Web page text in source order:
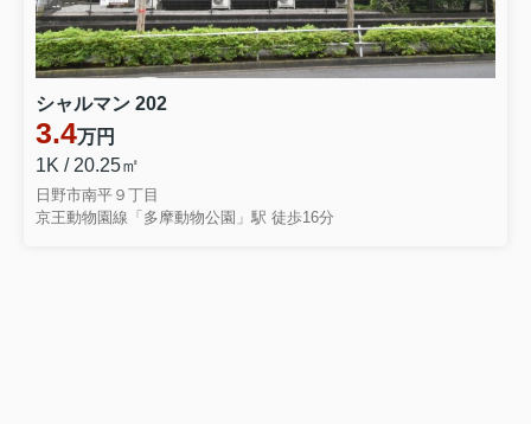
シャルマン 202
3.4万円
1K / 20.25㎡
日野市南平９丁目
京王動物園線「多摩動物公園」駅 徒歩16分